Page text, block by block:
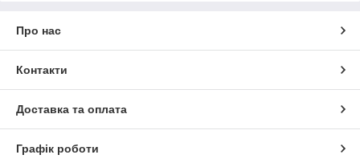
Про нас
Контакти
Доставка та оплата
Графік роботи